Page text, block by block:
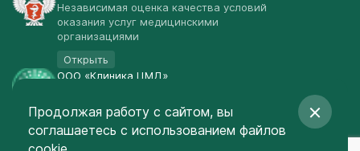
Независимая оценка качества условий
оказания услуг медицинскими
организациями
Открыть
ООО «Клиника ЦМД»
Открыть
© Клиника ЦМД 2003-2026
Продолжая работу с сайтом, вы
соглашаетесь с использованием файлов